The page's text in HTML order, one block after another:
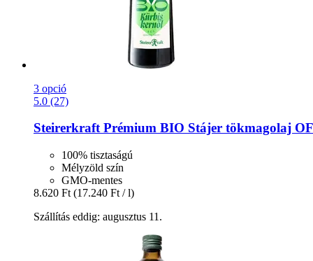
3 opció
5.0 (27)
SteirerkraftPrémium BIO Stájer tökmagolaj
100% tisztaságú
Mélyzöld szín
GMO-mentes
8.620 Ft (17.240 Ft / l)
Szállítás eddig: augusztus 11.